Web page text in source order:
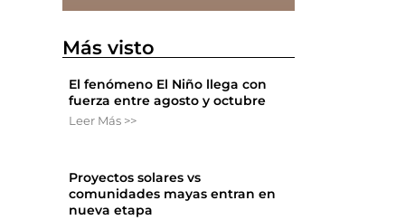
Más visto
El fenómeno El Niño llega con
fuerza entre agosto y octubre
Leer Más >>
Proyectos solares vs
comunidades mayas entran en
nueva etapa